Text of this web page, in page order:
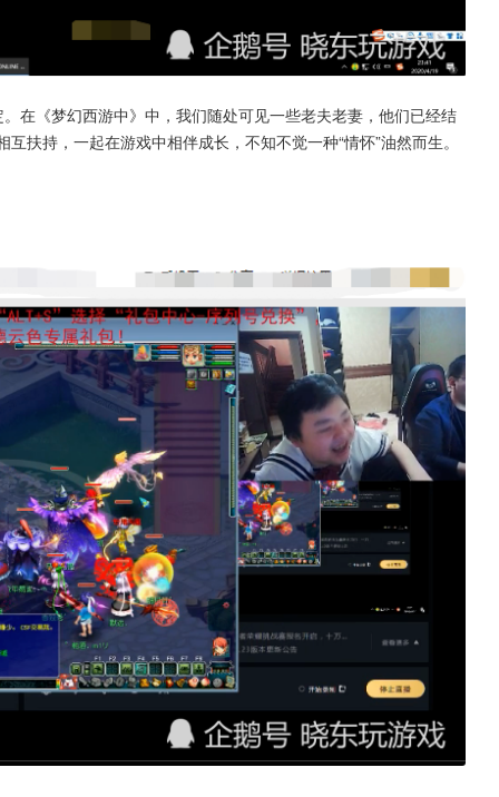
在《梦幻西游中》中，我们随处可见一些老夫老妻，他们已经结
扶持，一起在游戏中相伴成长，不知不觉一种“情怀”油然而生。